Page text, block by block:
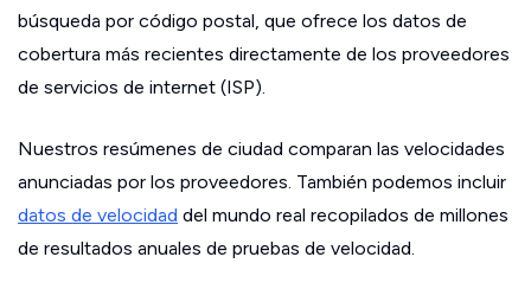
búsqueda por código postal, que ofrece los datos de
cobertura más recientes directamente de los proveedores
de servicios de internet (ISP).
Nuestros resúmenes de ciudad comparan las velocidades
anunciadas por los proveedores. También podemos incluir
datos de velocidad del mundo real recopilados de millones
de resultados anuales de pruebas de velocidad.